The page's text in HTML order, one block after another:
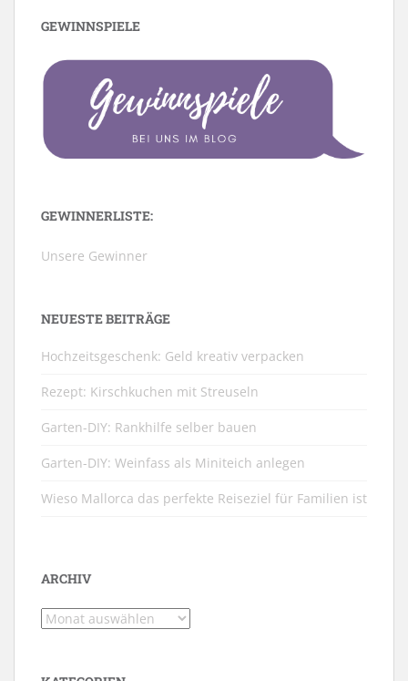
GEWINNSPIELE
GEWINNERLISTE:
Unsere Gewinner
NEUESTE BEITRÄGE
Hochzeitsgeschenk: Geld kreativ verpacken
Rezept: Kirschkuchen mit Streuseln
Garten-DIY: Rankhilfe selber bauen
Garten-DIY: Weinfass als Miniteich anlegen
Wieso Mallorca das perfekte Reiseziel für Familien ist
ARCHIV
Archiv